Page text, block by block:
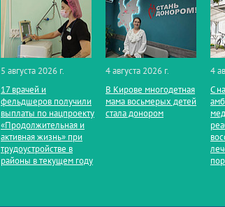
5 августа 2026 г.
17 врачей и
фельдшеров получили
выплаты по нацпроекту
«Продолжительная и
активная жизнь» при
трудоустройстве в
районы в текущем году
4 августа 2026 г.
В Кирове многодетная
мама восьмерых детей
стала донором
4
С